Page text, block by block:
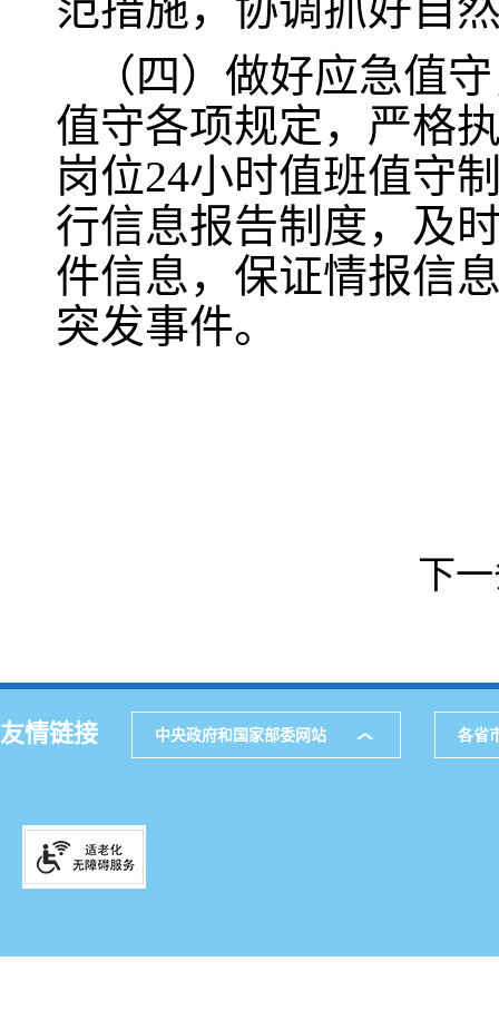
（四）做好应急值
值守各项规定，严格
岗位24小时值班值守
行信息报告制度，及
件信息，保证情报信
突发事件。
下
友情链接 中央政府和国家部委网站 各省